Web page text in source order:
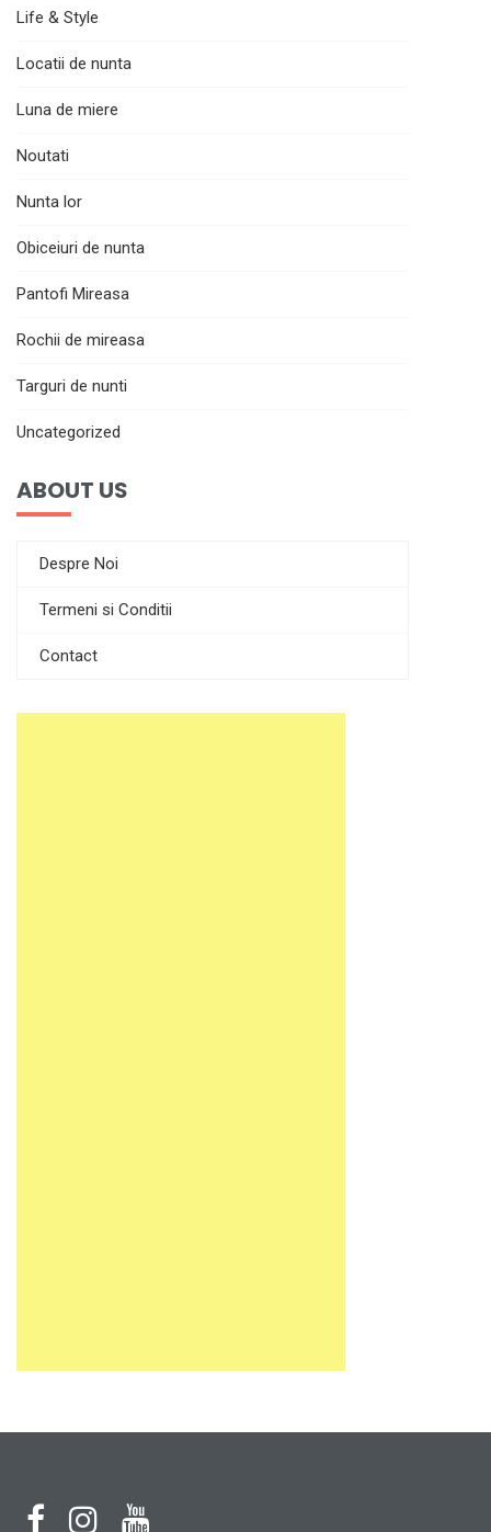
Life & Style
Locatii de nunta
Luna de miere
Noutati
Nunta lor
Obiceiuri de nunta
Pantofi Mireasa
Rochii de mireasa
Targuri de nunti
Uncategorized
ABOUT US
Despre Noi
Termeni si Conditii
Contact